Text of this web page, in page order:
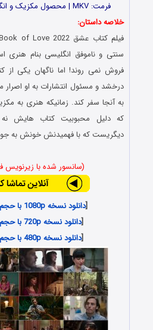
فرمت: MKV | محصول مکزیک و انگلیس | امتیاز: 5.4 از 10
خلاصه داستان:
سنتی و ناموفق انگلیسی بنام هنری
فروش نمی روند! اما ناگهان یکی
درخشد و مسئول انتشارات به او اصرار
به آنجا سفر کند. زمانیکه هنری به
که دلیل محبوبیت کتاب هایش نه
دیگریست که با فهمیدنش خونش به
(سانسور شده با زیرنویس
[دانلود نسخه 1080p با حجم 1.66 گیگابایت
[دانلود نسخه 720p با حجم 844 مگابایت
[دانلود نسخه 480p با حجم 420 مگابایت